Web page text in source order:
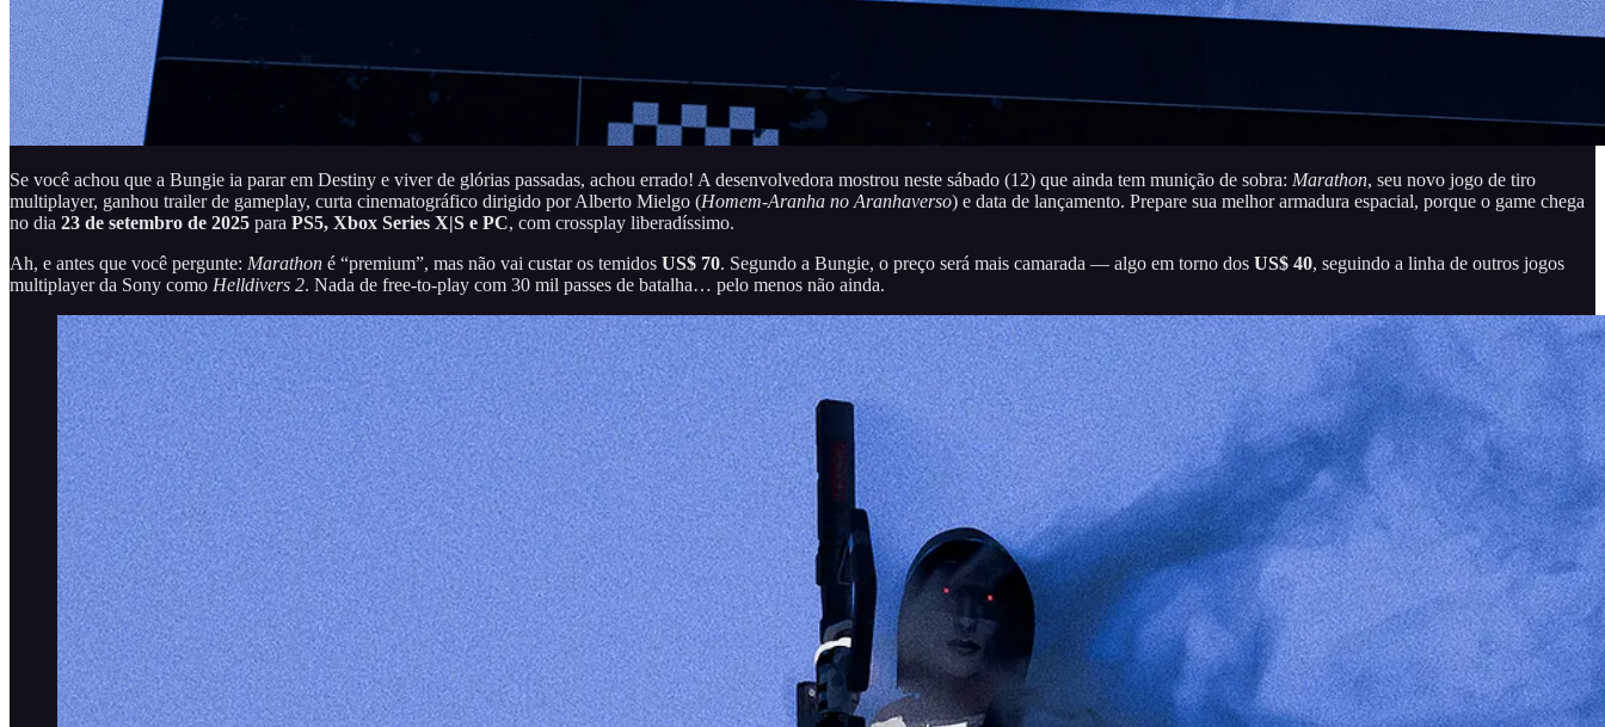
Se você achou que a Bungie ia parar em Destiny e viver de glórias passadas, achou errado! A desenvolvedora mostrou neste sábado (12) que ainda tem munição de sobra: Marathon, seu novo jogo de tiro
multiplayer, ganhou trailer de gameplay, curta cinematográfico dirigido por Alberto Mielgo (Homem-Aranha no Aranhaverso) e data de lançamento. Prepare sua melhor armadura espacial, porque o game chega
no dia 23 de setembro de 2025 para PS5, Xbox Series X|S e PC, com crossplay liberadíssimo.
Ah, e antes que você pergunte: Marathon é “premium”, mas não vai custar os temidos US$ 70. Segundo a Bungie, o preço será mais camarada — algo em torno dos US$ 40, seguindo a linha de outros jogos
multiplayer da Sony como Helldivers 2. Nada de free-to-play com 30 mil passes de batalha… pelo menos não ainda.